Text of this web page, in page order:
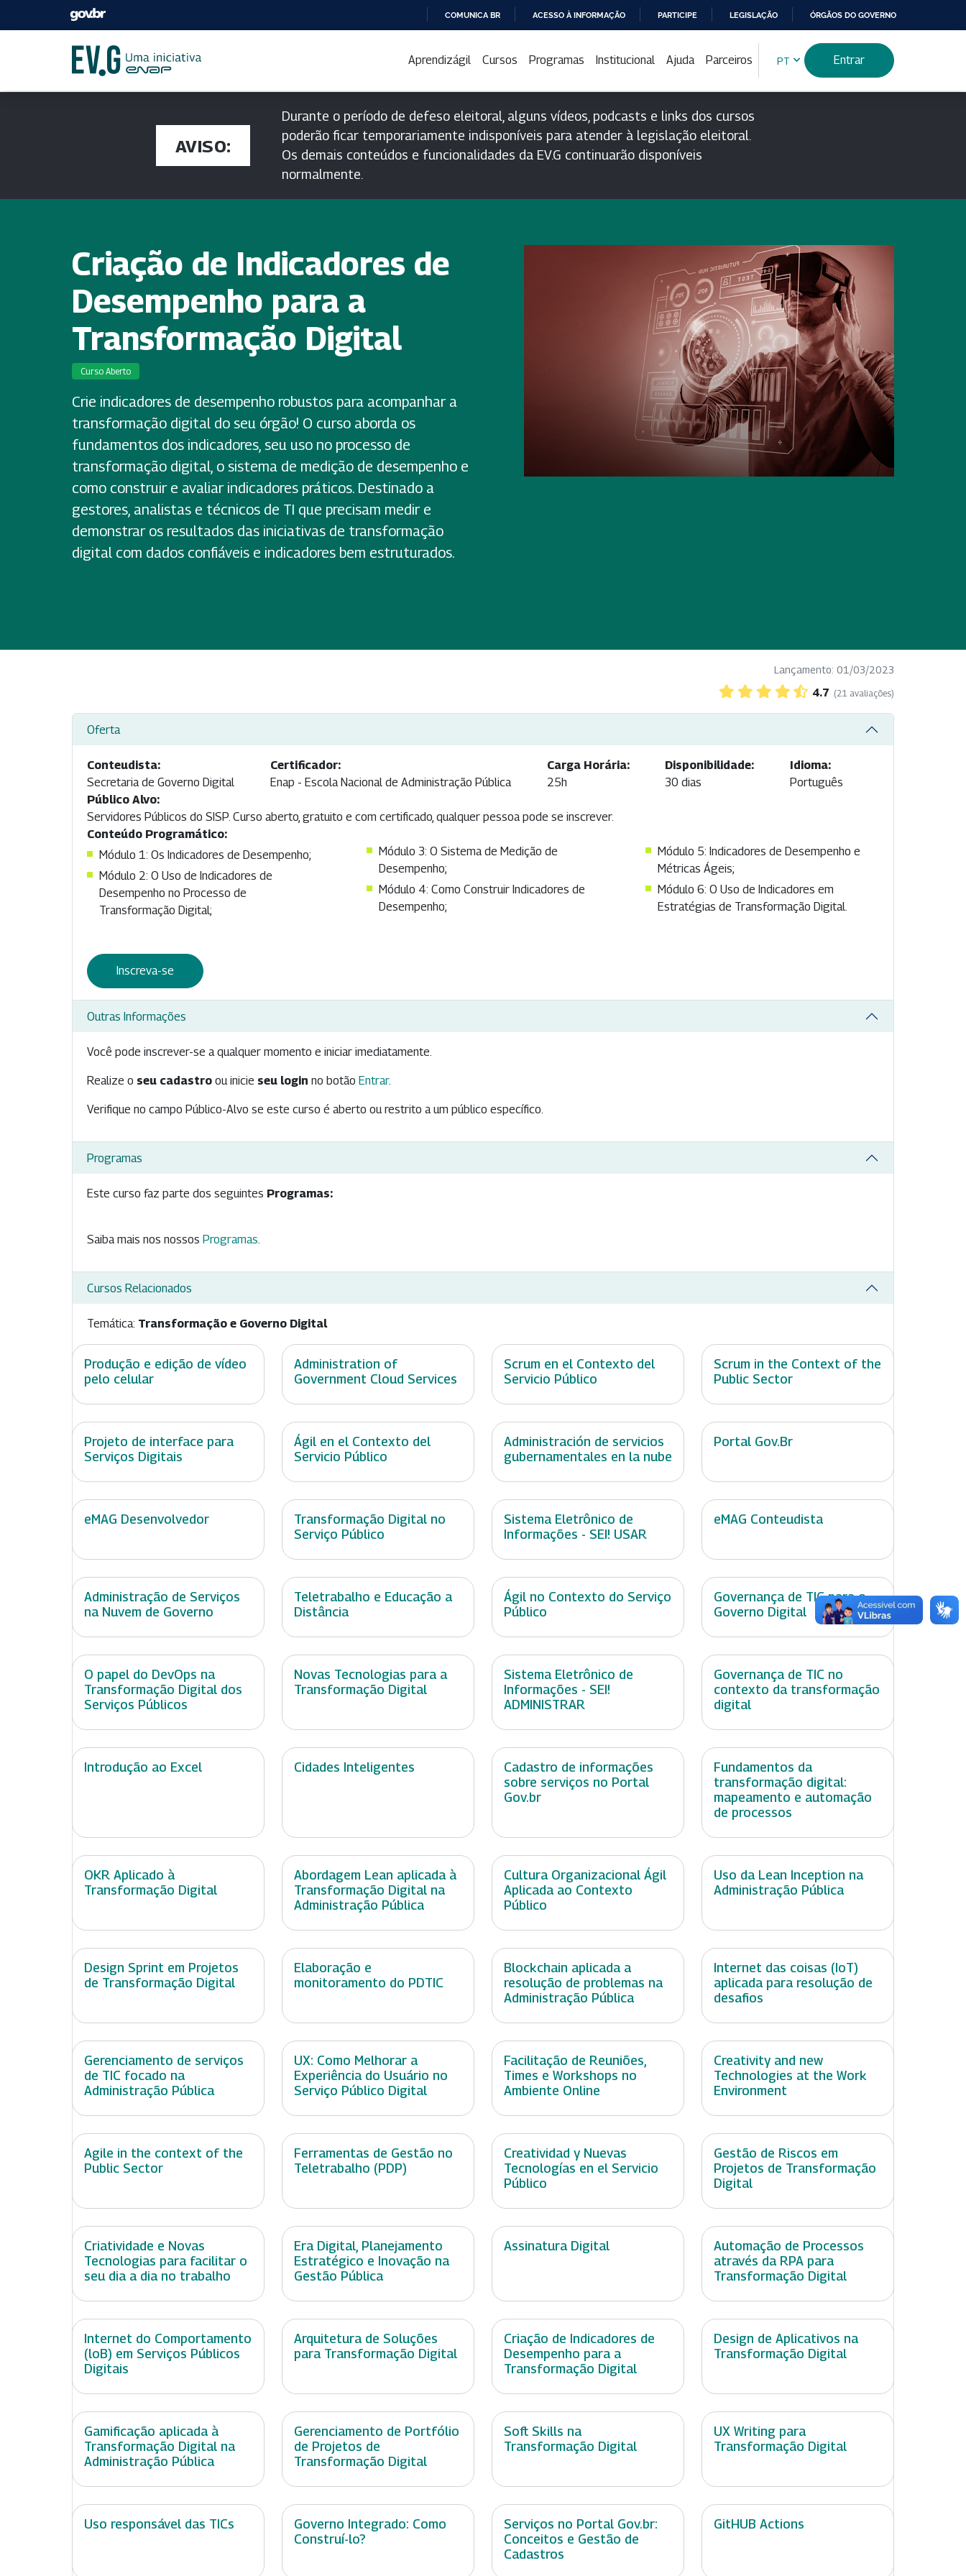
PARA
CONTEÚDO
COMUNICA BR ACESSO À INFORMAÇÃO PARTICIPE LEGISLAÇÃO ÓRGÃOS DO GOVERNO
Aprendizágil Cursos Programas Institucional Ajuda Parceiros PT Entrar
AVISO:
Durante o período de defeso eleitoral, alguns vídeos, podcasts e links dos cursos
poderão ficar temporariamente indisponíveis para atender à legislação eleitoral.
Os demais conteúdos e funcionalidades da EV.G continuarão disponíveis
normalmente.
Criação de Indicadores de
Desempenho para a
Transformação Digital
Curso Aberto
Crie indicadores de desempenho robustos para acompanhar a
transformação digital do seu órgão! O curso aborda os
fundamentos dos indicadores, seu uso no processo de
transformação digital, o sistema de medição de desempenho e
como construir e avaliar indicadores práticos. Destinado a
gestores, analistas e técnicos de TI que precisam medir e
demonstrar os resultados das iniciativas de transformação
digital com dados confiáveis e indicadores bem estruturados.
Lançamento: 01/03/2023
4.7 (21 avaliações)
Oferta
Conteudista:
Secretaria de Governo Digital
Certificador:
Enap - Escola Nacional de Administração Pública
Carga Horária:
25h
Disponibilidade:
30 dias
Idioma:
Português
Público Alvo:
Servidores Públicos do SISP. Curso aberto, gratuito e com certificado, qualquer pessoa pode se inscrever.
Conteúdo Programático:
Módulo 1: Os Indicadores de Desempenho;
Módulo 2: O Uso de Indicadores de
Desempenho no Processo de
Transformação Digital;
Módulo 3: O Sistema de Medição de
Desempenho;
Módulo 4: Como Construir Indicadores de
Desempenho;
Módulo 5: Indicadores de Desempenho e
Métricas Ágeis;
Módulo 6: O Uso de Indicadores em
Estratégias de Transformação Digital.
Inscreva-se
Outras Informações
Você pode inscrever-se a qualquer momento e iniciar imediatamente.
Realize o seu cadastro ou inicie seu login no botão Entrar.
Verifique no campo Público-Alvo se este curso é aberto ou restrito a um público específico.
Programas
Este curso faz parte dos seguintes Programas:
Saiba mais nos nossos Programas.
Cursos Relacionados
Temática: Transformação e Governo Digital
Produção e edição de vídeo
pelo celular
Administration of
Government Cloud Services
Scrum en el Contexto del
Servicio Público
Scrum in the Context of the
Public Sector
Projeto de interface para
Serviços Digitais
Ágil en el Contexto del
Servicio Público
Administración de servicios
gubernamentales en la nube
Portal Gov.Br
eMAG Desenvolvedor
Transformação Digital no
Serviço Público
Sistema Eletrônico de
Informações - SEI! USAR
eMAG Conteudista
Administração de Serviços
na Nuvem de Governo
Teletrabalho e Educação a
Distância
Ágil no Contexto do Serviço
Público
Governança de TIC para o
Governo Digital
O papel do DevOps na
Transformação Digital dos
Serviços Públicos
Novas Tecnologias para a
Transformação Digital
Sistema Eletrônico de
Informações - SEI!
ADMINISTRAR
Governança de TIC no
contexto da transformação
digital
Introdução ao Excel Cidades Inteligentes
Cadastro de informações
sobre serviços no Portal
Gov.br
Fundamentos da
transformação digital:
mapeamento e automação
de processos
OKR Aplicado à
Transformação Digital
Abordagem Lean aplicada à
Transformação Digital na
Administração Pública
Cultura Organizacional Ágil
Aplicada ao Contexto
Público
Uso da Lean Inception na
Administração Pública
Design Sprint em Projetos
de Transformação Digital
Elaboração e
monitoramento do PDTIC
Blockchain aplicada a
resolução de problemas na
Administração Pública
Internet das coisas (IoT)
aplicada para resolução de
desafios
Gerenciamento de serviços
de TIC focado na
Administração Pública
UX: Como Melhorar a
Experiência do Usuário no
Serviço Público Digital
Facilitação de Reuniões,
Times e Workshops no
Ambiente Online
Creativity and new
Technologies at the Work
Environment
Agile in the context of the
Public Sector
Ferramentas de Gestão no
Teletrabalho (PDP)
Creatividad y Nuevas
Tecnologías en el Servicio
Público
Gestão de Riscos em
Projetos de Transformação
Digital
Criatividade e Novas
Tecnologias para facilitar o
seu dia a dia no trabalho
Era Digital, Planejamento
Estratégico e Inovação na
Gestão Pública
Assinatura Digital
Automação de Processos
através da RPA para
Transformação Digital
Internet do Comportamento
(loB) em Serviços Públicos
Digitais
Arquitetura de Soluções
para Transformação Digital
Criação de Indicadores de
Desempenho para a
Transformação Digital
Design de Aplicativos na
Transformação Digital
Gamificação aplicada à
Transformação Digital na
Administração Pública
Gerenciamento de Portfólio
de Projetos de
Transformação Digital
Soft Skills na
Transformação Digital
UX Writing para
Transformação Digital
Uso responsável das TICs
Governo Integrado: Como
Construí-lo?
Serviços no Portal Gov.br:
Conceitos e Gestão de
Cadastros
GitHUB Actions